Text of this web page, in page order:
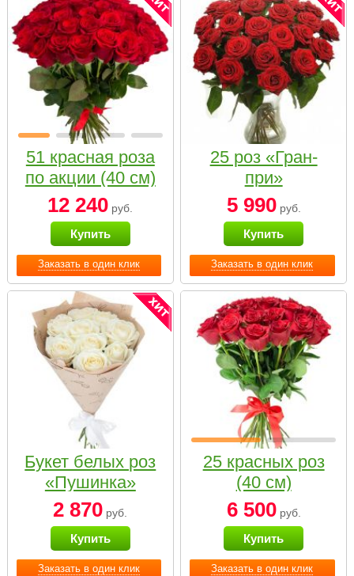
Заказать в один клик
51 красная роза
по акции (40 см)
12 240 руб.
Купить
Заказать в один клик
25 роз «Гран-
при»
5 990руб.
Купить
Заказать в один клик
Букет белых роз
«Пушинка»
2 870 руб.
Купить
Заказать в один клик
25 красных роз
(40 см)
6 500руб.
Купить